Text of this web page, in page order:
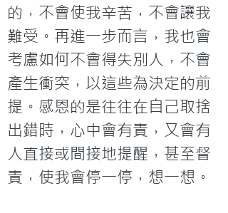
的，不會使我辛苦，不會讓我
難受。再進一步而言，我也會
考慮如何不會得失別人，不會
產生衝突，以這些為決定的前
提。感恩的是往往在自己取捨
出錯時，心中會有責，又會有
人直接或間接地提醒，甚至督
責，使我會停一停，想一想。